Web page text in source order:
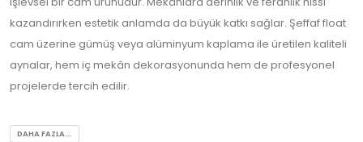
kazandırırken estetik anlamda da büyük katkı sağlar. Şeffaf float
cam üzerine gümüş veya alüminyum kaplama ile üretilen kaliteli
aynalar, hem iç mekân dekorasyonunda hem de profesyonel
projelerde tercih edilir.
DAHA FAZLA...